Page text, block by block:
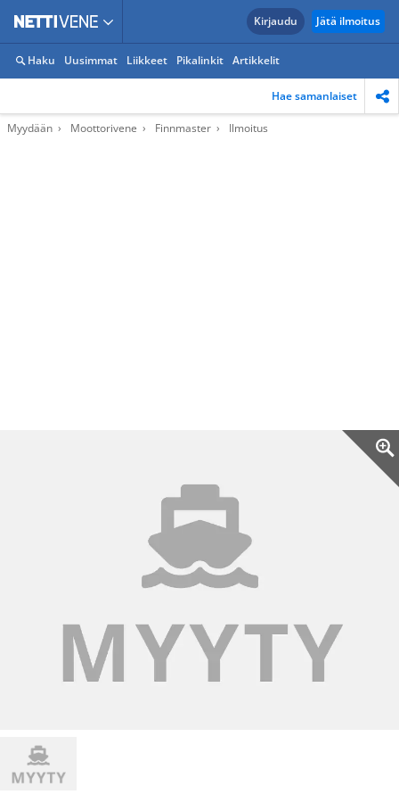
Kirjaudu Jätä ilmoitus
Haku Uusimmat Liikkeet Pikalinkit Artikkelit
Hae samanlaiset
Myydään Moottorivene Finnmaster Ilmoitus